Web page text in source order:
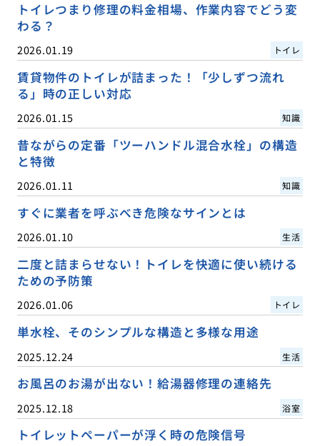
トイレつまり修理の料金相場、作業内容でどう変
わる？
2026.01.19 トイレ
賃貸物件のトイレが詰まった！「少しずつ流れ
る」時の正しい対応
2026.01.15 知識
昔ながらの定番「ツーハンドル混合水栓」の構造
と特徴
2026.01.11 知識
すぐに業者を呼ぶべき危険なサインとは
2026.01.10 生活
二度と詰まらせない！トイレを快適に使い続ける
ための予防策
2026.01.06 トイレ
単水栓、そのシンプルな構造と多様な用途
2025.12.24 生活
お風呂のお湯が出ない！給湯器修理の連絡先
2025.12.18 浴室
トイレットペーパーが浮く時の危険信号